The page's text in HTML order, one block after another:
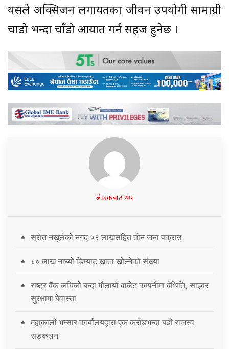
यसले अक्सिजन लगायतका जीवन उपयोगी सामाग्री
चाडो भन्दा चाँडो आयात गर्न सहज हुनेछ ।
लेखकबाट थप
स्रोत नखुलेको नगद ५९ लाखसहित तीन जना पक्राउ
८० लाख नाघ्यो डिम्याट खाता खोल्नेको संख्या
राष्ट्र बैंक लचिलो बन्दा मौलायो वालेट कम्पनीमा बेथिति, साइबर
सुरक्षामा बेवास्ता
महाकाली भन्सार कार्यालयद्वारा एक करोडभन्दा बढी राजस्व
सङ्कलन